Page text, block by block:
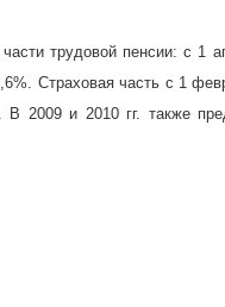
трудовой пенсии: с 1
Страховая часть с 1
2009 и 2010 гг. также